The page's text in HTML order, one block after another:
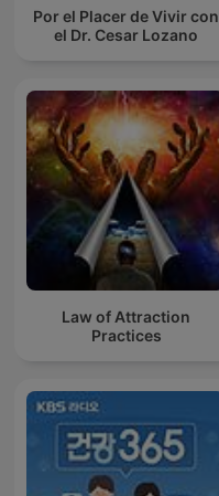
Por el Placer de Vivir con
el Dr. Cesar Lozano
Law of Attraction
Practices